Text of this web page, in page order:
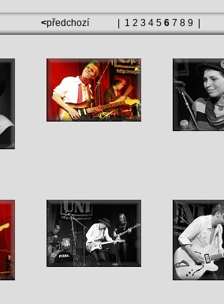
<předchozí 1 2 3 4 5 6 7 8 9